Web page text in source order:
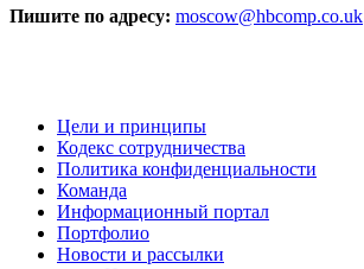
Пишите по адресу: moscow@hbcomp.co.uk
Цели и принципы
Кодекс сотрудничества
Политика конфиденциальности
Команда
Информационный портал
Портфолио
Новости и рассылки